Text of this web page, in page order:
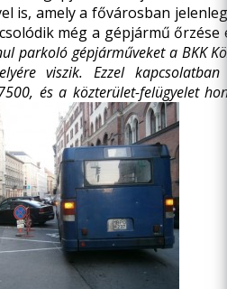
is, amely a fővárosban
még a gépjármű
parkoló gépjárműveket a BKK
viszik. Ezzel
és a közterület-felügyelet